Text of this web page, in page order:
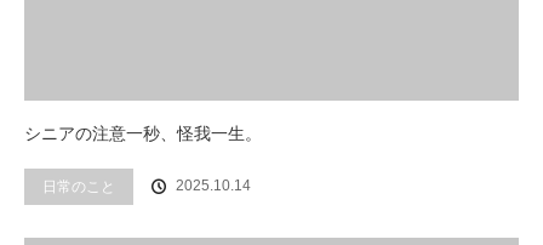
シニアの注意一秒、怪我一生。
日常のこと 2025.10.14